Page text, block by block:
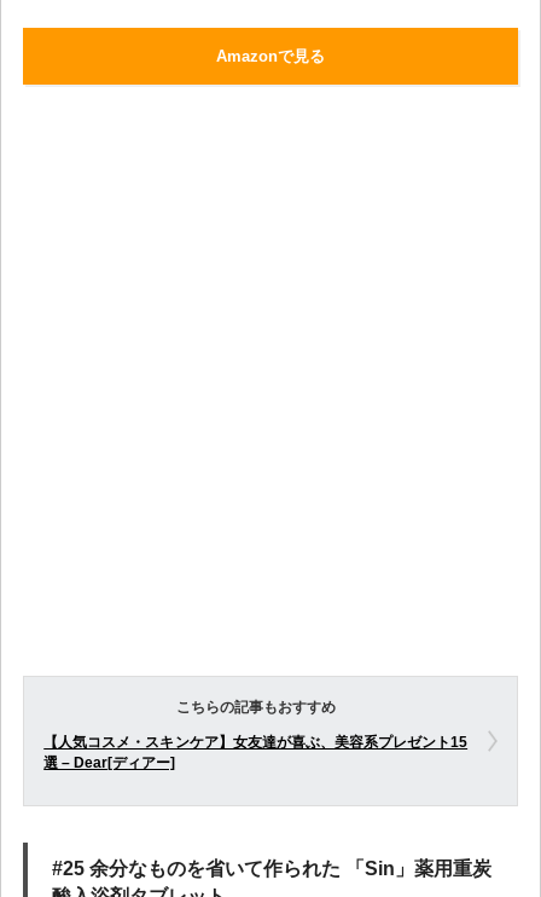
Amazonで見る
こちらの記事もおすすめ
【人気コスメ・スキンケア】女友達が喜ぶ、美容系プレゼント15
選 – Dear[ディアー]
#25 余分なものを省いて作られた 「Sin」薬用重炭